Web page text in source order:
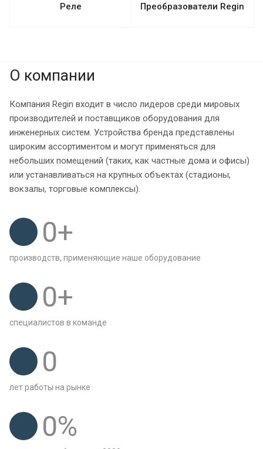
Реле Преобразователи Regin
О компании
Компания Regin входит в число лидеров среди мировых
производителей и поставщиков оборудования для
инженерных систем. Устройства бренда представлены
широким ассортиментом и могут применяться для
небольших помещений (таких, как частные дома и офисы)
или устанавливаться на крупных объектах (стадионы,
вокзалы, торговые комплексы).
0+
производств, применяющие наше оборудование
0+
специалистов в команде
0
лет работы на рынке
0%